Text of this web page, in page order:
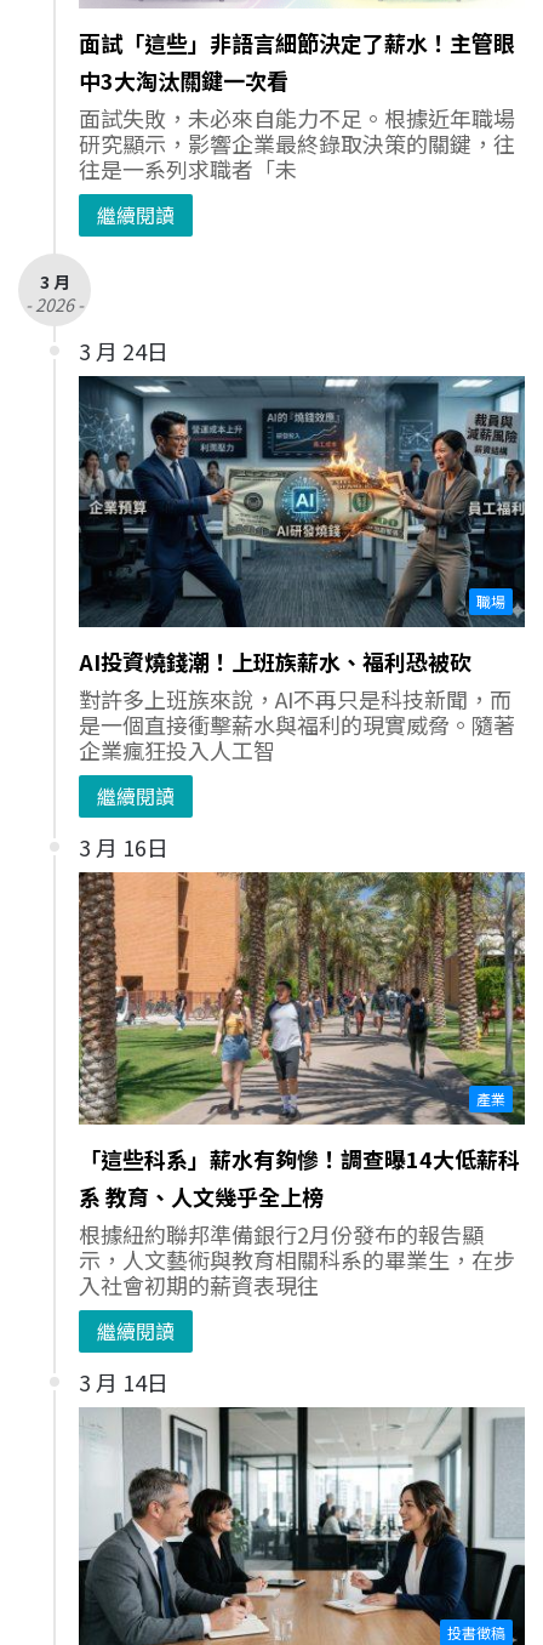
面試「這些」非語言細節決定了薪水！主管眼
中3大淘汰關鍵一次看
面試失敗，未必來自能力不足。根據近年職場
研究顯示，影響企業最終錄取決策的關鍵，往
往是一系列求職者「未
繼續閱讀
3 月
- 2026 -
3 月 24日
職場
AI投資燒錢潮！上班族薪水、福利恐被砍
對許多上班族來說，AI不再只是科技新聞，而
是一個直接衝擊薪水與福利的現實威脅。隨著
企業瘋狂投入人工智
繼續閱讀
3 月 16日
產業
「這些科系」薪水有夠慘！調查曝14大低薪科
系 教育、人文幾乎全上榜
根據紐約聯邦準備銀行2月份發布的報告顯
示，人文藝術與教育相關科系的畢業生，在步
入社會初期的薪資表現往
繼續閱讀
3 月 14日
投書徵稿